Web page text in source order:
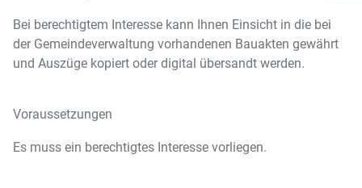
Bei berechtigtem Interesse kann Ihnen Einsicht in die bei
der Gemeindeverwaltung vorhandenen Bauakten gewährt
und Auszüge kopiert oder digital übersandt werden.
Voraussetzungen
Es muss ein berechtigtes Interesse vorliegen.